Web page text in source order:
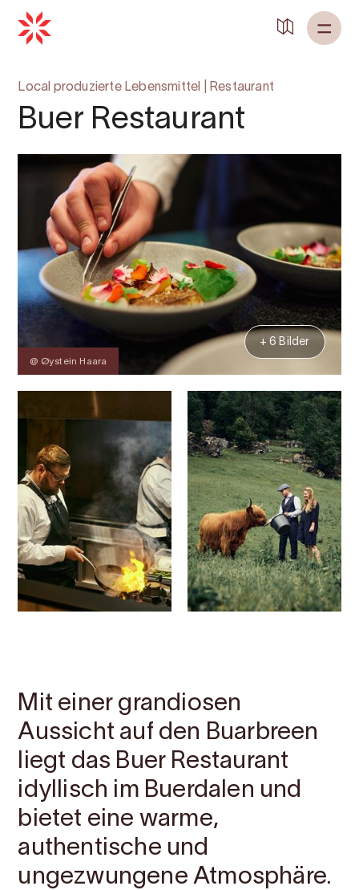
Local produzierte Lebensmittel Restaurant
Buer Restaurant
@ Øystein Haara
+ 6 Bilder
Mit einer grandiosen
Aussicht auf den Buarbreen
liegt das Buer Restaurant
idyllisch im Buerdalen und
bietet eine warme,
authentische und
ungezwungene Atmosphäre.